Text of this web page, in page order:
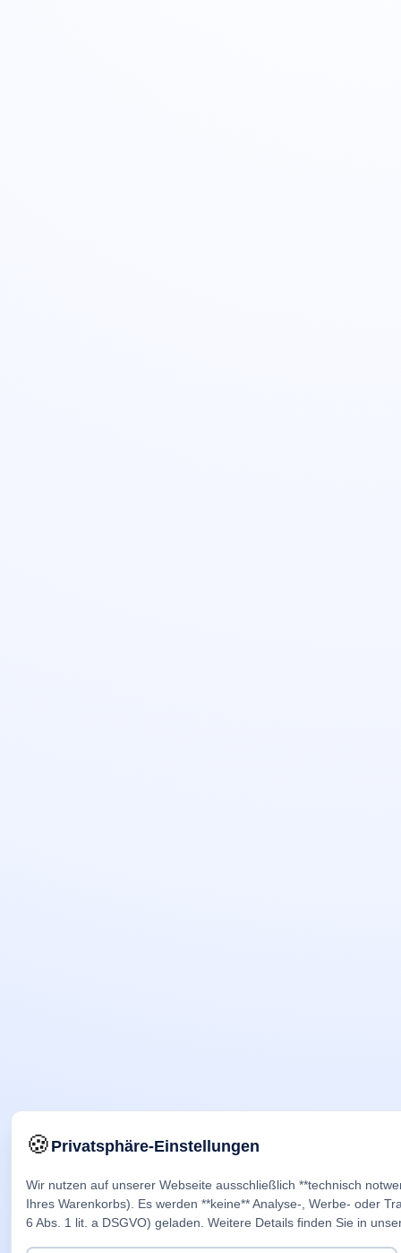
🍪Privatsphäre-Einstellungen
Wir nutzen auf unserer Webseite ausschließlich **technisch
Ihres Warenkorbs). Es werden **keine** Analyse-, Werbe- oder
6 Abs. 1 lit. a DSGVO) geladen. Weitere Details finden Sie in